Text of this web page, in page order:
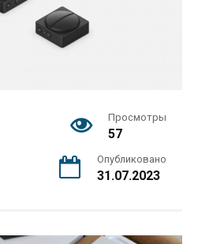
Просмотры
57
Опубликовано
31.07.2023